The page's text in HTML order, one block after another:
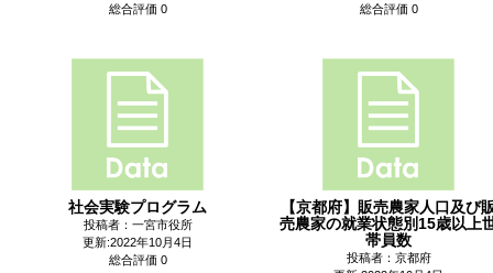
総合評価 0
総合評価 0
社会実験プログラム
投稿者：一宮市役所
更新:2022年10月4日
総合評価 0
【京都府】販売農家人口及び
売農家の就業状態別15歳以上
帯員数
投稿者：京都府